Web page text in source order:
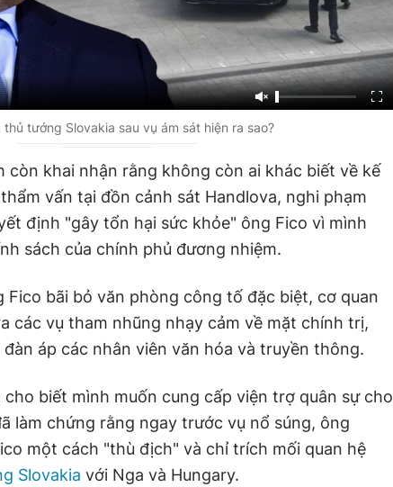
tướng Slovakia sau vụ ám sát hiện ra sao?
còn khai nhận rằng không còn ai khác biết về kế
vấn tại đồn cảnh sát Handlova, nghi phạm
định "gây tổn hại sức khỏe" ông Fico vì mình
sách của chính phủ đương nhiệm.
Fico bãi bỏ văn phòng công tố đặc biệt, cơ quan
các vụ tham nhũng nhạy cảm về mặt chính trị,
áp các nhân viên văn hóa và truyền thông.
biết mình muốn cung cấp viện trợ quân sự cho
làm chứng rằng ngay trước vụ nổ súng, ông
một cách "thù địch" và chỉ trích mối quan hệ
Slovakia với Nga và Hungary.